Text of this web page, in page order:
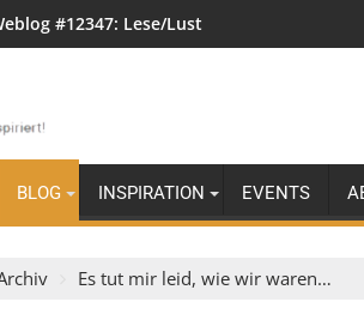
#12347: Lese/Lust
BLOG INSPIRATION EVENTS
Es tut mir leid, wie wir waren…